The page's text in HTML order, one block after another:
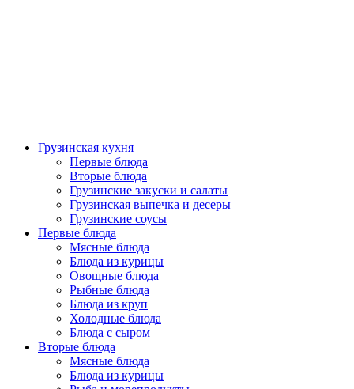
Грузинская кухня
Первые блюда
Вторые блюда
Грузинские закуски и салаты
Грузинская выпечка и десеры
Грузинские соусы
Первые блюда
Мясные блюда
Блюда из курицы
Овощные блюда
Рыбные блюда
Блюда из круп
Холодные блюда
Блюда с сыром
Вторые блюда
Мясные блюда
Блюда из курицы